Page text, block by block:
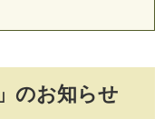
のお知らせ